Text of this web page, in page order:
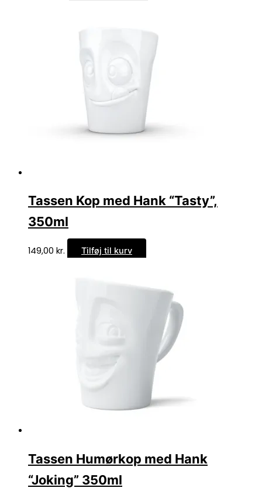
Tassen Kop med Hank “Tasty”,
350ml
149,00 kr. Tilføj til kurv
Tassen Humørkop med Hank
“Joking” 350ml